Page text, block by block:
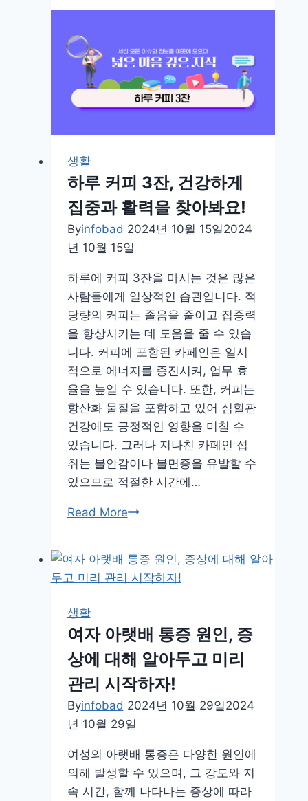
울
리
는
이
다
한
원
인
과
대
법
을
살
펴
봐
요
생활
하루 커피 3잔, 건강하게
집중과 활력을 찾아봐요!
Byinfobad 2024년 10월 15일2024
년 10월 15일
하루에 커피 3잔을 마시는 것은 많은
사람들에게 일상적인 습관입니다. 적
당량의 커피는 졸음을 줄이고 집중력
을 향상시키는 데 도움을 줄 수 있습
니다. 커피에 포함된 카페인은 일시
적으로 에너지를 증진시켜, 업무 효
율을 높일 수 있습니다. 또한, 커피는
항산화 물질을 포함하고 있어 심혈관
건강에도 긍정적인 영향을 미칠 수
있습니다. 그러나 지나친 카페인 섭
취는 불안감이나 불면증을 유발할 수
있으므로 적절한 시간에…
Read More하
피
3
강
하
게
집
중
활
력
을
생활
여자 아랫배 통증 원인, 증
상에 대해 알아두고 미리
관리 시작하자!
Byinfobad 2024년 10월 29일2024
년 10월 29일
여성의 아랫배 통증은 다양한 원인에
의해 발생할 수 있으며, 그 강도와 지
속 시간, 함께 나타나는 증상에 따라